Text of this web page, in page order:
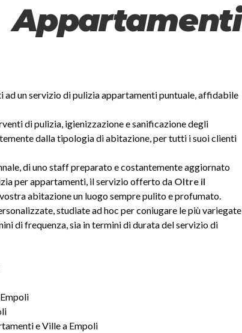
ad un servizio di pulizia appartamenti puntuale, affidabile
di pulizia, igienizzazione e sanificazione degli
dalla tipologia di abitazione, per tutti i suoi clienti
di uno staff preparato e costantemente aggiornato
per appartamenti, il servizio offerto da Oltre il
abitazione un luogo sempre pulito e profumato.
studiate ad hoc per coniugare le più variegate
di frequenza, sia in termini di durata del servizio di
e Ville a Empoli